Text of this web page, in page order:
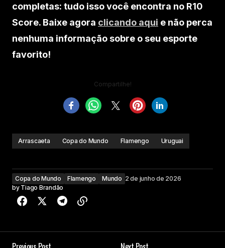
completas: tudo isso você encontra no R10
Score. Baixe agora clicando aqui e não perca
nenhuma informação sobre o seu esporte
favorito!
Compartilhe!
Arrascaeta Copa do Mundo Flamengo Uruguai
Copa do Mundo Flamengo Mundo 2 de junho de 2026
by Tiago Brandão